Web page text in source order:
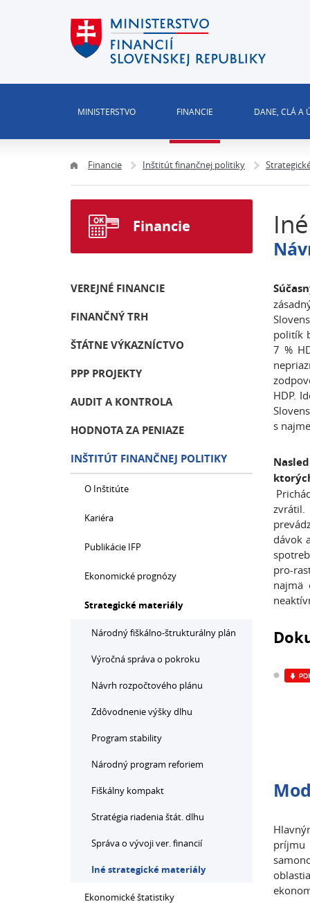
MINISTERSTVO FINANCIE DANE, CLÁ A
Financie Inštitút finančnej politiky
politík
7 %
HDP.
s
dávok
pro-
najmä
príjmu
Financie
VEREJNÉ FINANCIE
FINANČNÝ TRH
ŠTÁTNE VÝKAZNÍCTVO
PPP PROJEKTY
AUDIT A KONTROLA
HODNOTA ZA PENIAZE
INŠTITÚT FINANČNEJ POLITIKY
O Inštitúte
Kariéra
Publikácie IFP
Ekonomické prognózy
Strategické materiály
Národný fiškálno-štrukturálny plán
Výročná správa o pokroku
Návrh rozpočtového plánu
Zdôvodnenie výšky dlhu
Program stability
Národný program reforiem
Fiškálny kompakt
Stratégia riadenia štát. dlhu
Správa o vývoji ver. financií
Iné strategické materiály
Ekonomické štatistiky